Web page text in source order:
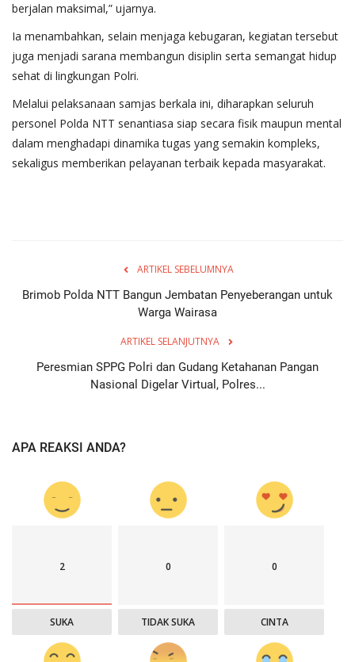
berjalan maksimal,” ujarnya.
Ia menambahkan, selain menjaga kebugaran, kegiatan tersebut
juga menjadi sarana membangun disiplin serta semangat hidup
sehat di lingkungan Polri.
Melalui pelaksanaan samjas berkala ini, diharapkan seluruh
personel Polda NTT senantiasa siap secara fisik maupun mental
dalam menghadapi dinamika tugas yang semakin kompleks,
sekaligus memberikan pelayanan terbaik kepada masyarakat.
ARTIKEL SEBELUMNYA
Brimob Polda NTT Bangun Jembatan Penyeberangan untuk
Warga Wairasa
ARTIKEL SELANJUTNYA
Peresmian SPPG Polri dan Gudang Ketahanan Pangan
Nasional Digelar Virtual, Polres...
APA REAKSI ANDA?
2
SUKA
0
TIDAK SUKA
0
CINTA